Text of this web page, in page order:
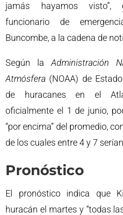
jamás hayamos visto”,
funcionario de
Buncombe, a la cadena de
Según la Administración
Atmósfera (NOAA) de
de huracanes en el
oficialmente el 1 de junio,
“por encima” del promedio,
de los cuales entre 4 y 7
Pronóstico
El pronóstico indica que
huracán el martes y “todas